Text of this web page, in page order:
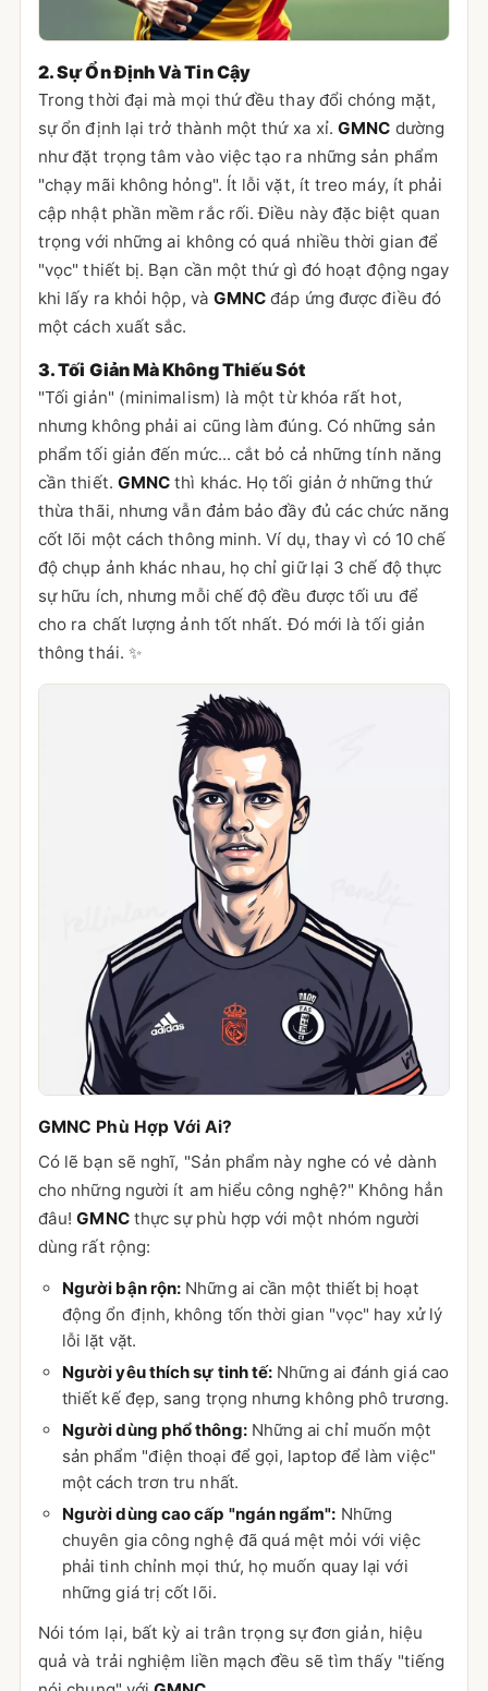
2. Sự Ổn Định Và Tin Cậy
Trong thời đại mà mọi thứ đều thay đổi chóng mặt,
sự ổn định lại trở thành một thứ xa xỉ.GMNC dường
như đặt trọng tâm vào việc tạo ra những sản phẩm
"chạy mãi không hỏng". Ít lỗi vặt, ít treo máy, ít phải
cập nhật phần mềm rắc rối. Điều này đặc biệt quan
trọng với những ai không có quá nhiều thời gian để
"vọc" thiết bị. Bạn cần một thứ gì đó hoạt động ngay
khi lấy ra khỏi hộp, và GMNC đáp ứng được điều đó
một cách xuất sắc.
3. Tối Giản Mà Không Thiếu Sót
"Tối giản" (minimalism) là một từ khóa rất hot,
nhưng không phải ai cũng làm đúng. Có những sản
phẩm tối giản đến mức... cắt bỏ cả những tính năng
cần thiết. GMNC thì khác. Họ tối giản ở những thứ
thừa thãi, nhưng vẫn đảm bảo đầy đủ các chức năng
cốt lõi một cách thông minh. Ví dụ, thay vì có 10 chế
độ chụp ảnh khác nhau, họ chỉ giữ lại 3 chế độ thực
sự hữu ích, nhưng mỗi chế độ đều được tối ưu để
cho ra chất lượng ảnh tốt nhất. Đó mới là tối giản
thông thái. ✨
GMNC Phù Hợp Với Ai?
Có lẽ bạn sẽ nghĩ, "Sản phẩm này nghe có vẻ dành
cho những người ít am hiểu công nghệ?" Không hẳn
đâu!GMNCthực sự phù hợp với một nhóm người
dùng rất rộng:
Người bận rộn: Những ai cần một thiết bị hoạt
động ổn định, không tốn thời gian "vọc" hay xử lý
lỗi lặt vặt.
Người yêu thích sự tinh tế: Những ai đánh giá cao
thiết kế đẹp, sang trọng nhưng không phô trương.
Người dùng phổ thông:Những ai chỉ muốn một
sản phẩm "điện thoại để gọi, laptop để làm việc"
một cách trơn tru nhất.
Người dùng cao cấp "ngán ngẩm": Những
chuyên gia công nghệ đã quá mệt mỏi với việc
phải tinh chỉnh mọi thứ, họ muốn quay lại với
những giá trị cốt lõi.
Nói tóm lại, bất kỳ ai trân trọng sự đơn giản, hiệu
quả và trải nghiệm liền mạch đều sẽ tìm thấy "tiếng